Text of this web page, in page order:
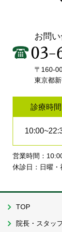
お問
03-
〒160-
東京都
診療時間
営業時間：
休診日：日曜・
TOP
院長・スタッ